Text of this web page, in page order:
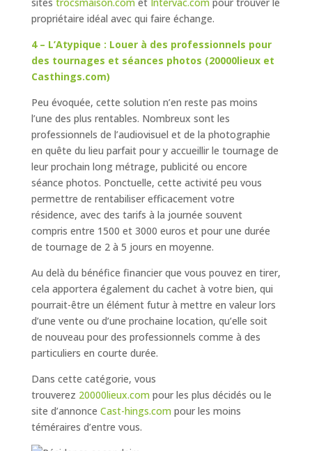
sites trocsmaison.com et Intervac.com pour trouver le
propriétaire idéal avec qui faire échange.
4 – L’Atypique : Louer à des professionnels pour
des tournages et séances photos (20000lieux et
Casthings.com)
Peu évoquée, cette solution n’en reste pas moins
l’une des plus rentables. Nombreux sont les
professionnels de l’audiovisuel et de la photographie
en quête du lieu parfait pour y accueillir le tournage de
leur prochain long métrage, publicité ou encore
séance photos. Ponctuelle, cette activité peu vous
permettre de rentabiliser efficacement votre
résidence, avec des tarifs à la journée souvent
compris entre 1500 et 3000 euros et pour une durée
de tournage de 2 à 5 jours en moyenne.
Au delà du bénéfice financier que vous pouvez en tirer,
cela apportera également du cachet à votre bien, qui
pourrait-être un élément futur à mettre en valeur lors
d’une vente ou d’une prochaine location, qu’elle soit
de nouveau pour des professionnels comme à des
particuliers en courte durée.
Dans cette catégorie, vous
trouverez 20000lieux.com pour les plus décidés ou le
site d’annonce Cast-hings.com pour les moins
téméraires d’entre vous.